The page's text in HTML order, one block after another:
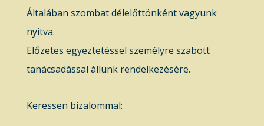
Általában szombat délelőttönként vagyunk
nyitva.
Előzetes egyeztetéssel személyre szabott
tanácsadással állunk rendelkezésére.
Keressen bizalommal: